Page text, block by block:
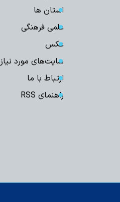
استان ها
علمی فرهنگی
عکس
سایت‌های مورد نیاز
ارتباط با ما
راهنمای RSS